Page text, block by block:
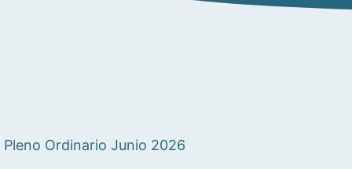
Pleno Ordinario Junio 2026